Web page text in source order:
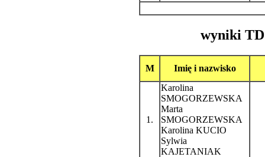
wyniki TD
M Imię i nazwisko
1.
Karolina
SMOGORZEWSKA
Marta
SMOGORZEWSKA
Karolina KUCIO
Sylwia
KAJETANIAK